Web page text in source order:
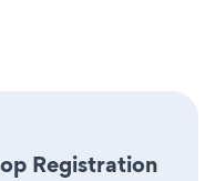
Registration